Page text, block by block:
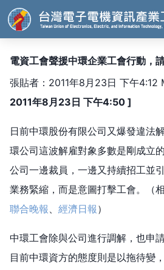
電資工會聲援中環企業工會行動，
張貼者：2011年8月23日 下午4:12
2011年8月23日 下午4:50 ]
日前中環股份有限公司又爆發違法
環公司這波解雇對象多數是剛成立
公司一邊裁員，一邊又持續招工並
業務緊縮，而是意圖打擊工會。（
聯合晚報 、 經濟日報 ）
中環工會除與公司進行調解，也申
目前中環資方的態度則是以拖待變